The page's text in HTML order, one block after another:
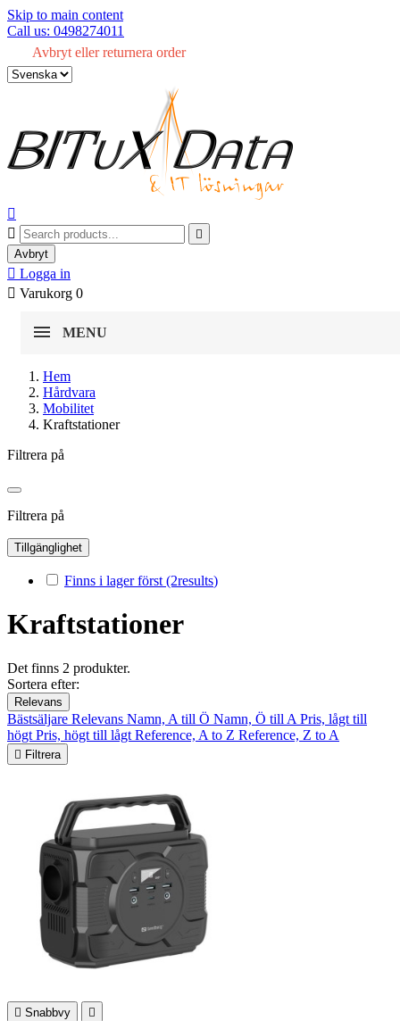
Skip to main content
Call us: 0498274011
Avbryt eller returnera order



Avbryt
 Logga in
 Varukorg 0
MENU
Hem
Hårdvara
Mobilitet
Kraftstationer
Filtrera på
Filtrera på
Tillgänglighet
Finns i lager först (2results)
Kraftstationer
Det finns 2 produkter.
Sortera efter:
Relevans
Bästsäljare Relevans Namn, A till Ö Namn, Ö till A Pris, lågt till
högt Pris, högt till lågt Reference, A to Z Reference, Z to A
 Filtrera
 Snabbvy 